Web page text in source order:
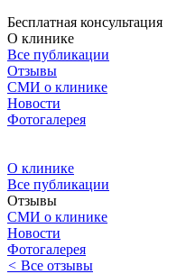
Бесплатная консультация
О клинике
Все публикации
Отзывы
СМИ о клинике
Новости
Фотогалерея
О клинике
Все публикации
Отзывы
СМИ о клинике
Новости
Фотогалерея
< Все отзывы